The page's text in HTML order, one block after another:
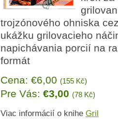
trojzónového ohniska
ukážku grilovacieho
napichávania porcií na
formát
Cena: €6,00 (155 Kč)
Pre Vás: €3,00 (78 Kč)
Viac informácií o knihe Gril